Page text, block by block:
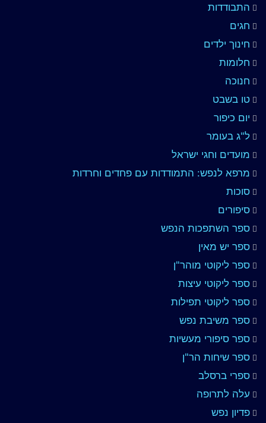
התבודדות
חגים
חינוך ילדים
חלומות
חנוכה
טו בשבט
יום כיפור
ל"ג בעומר
מועדים וחגי ישראל
מרפא לנפש: התמודדות עם פחדים וחרדות
סוכות
סיפורים
ספר השתפכות הנפש
ספר יש מאין
ספר ליקוטי מוהר"ן
ספר ליקוטי עיצות
ספר ליקוטי תפילות
ספר משיבת נפש
ספר סיפורי מעשיות
ספר שיחות הר"ן
ספרי ברסלב
עלה לתרופה
פדיון נפש